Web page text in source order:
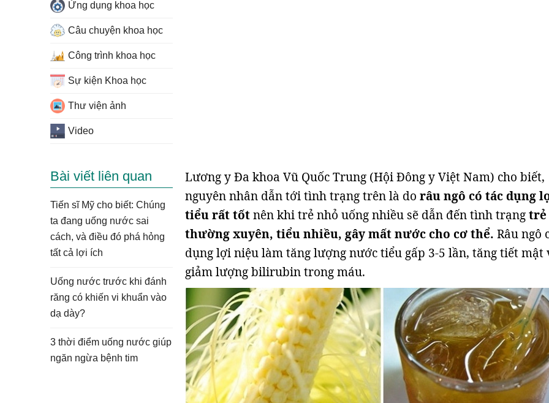
Lương y Đa khoa Vũ Quốc Trung (Hội Đông y Việt Nam) cho biết,
nguyên nhân dẫn tới tình trạng trên là do râu ngô có tác dụng
tiểu rất tốtnên khi trẻ nhỏ uống nhiều sẽ dẫn đến tình trạngtrẻ
thường xuyên, tiểu nhiều, gây mất nước cho cơ thể. Râu ngô
dụng lợi niệu làm tăng lượng nước tiểu gấp 3-5 lần, tăng tiết mật
giảm lượng bilirubin trong máu.
Ứng dụng khoa học
Câu chuyện khoa học
Công trình khoa học
Sự kiện Khoa học
Thư viện ảnh
Video
Bài viết liên quan
Tiến sĩ Mỹ cho biết: Chúng
ta đang uống nước sai
cách, và điều đó phá hỏng
tất cả lợi ích
Uống nước trước khi đánh
răng có khiến vi khuẩn vào
dạ dày?
3 thời điểm uống nước giúp
ngăn ngừa bệnh tim